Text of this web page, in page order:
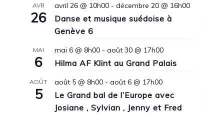
AVR
26
avril 26 @ 10h00- décembre 20 @ 16h00
Danse et musique suédoise à
Genève 6
MAI
6
mai 6 @ 8h00- août 30 @ 17h00
Hilma AF Klint au Grand Palais
AOÛT
5
août 5 @ 8h00- août 6 @ 17h00
Le Grand bal de l’Europe avec
Josiane , Sylvian , Jenny et Fred